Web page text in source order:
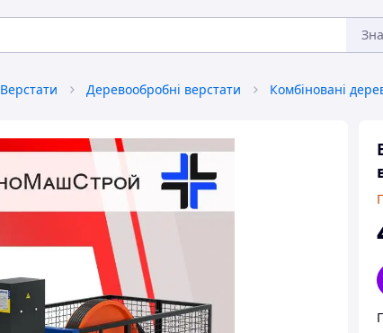
Верстати Деревообробні верстати